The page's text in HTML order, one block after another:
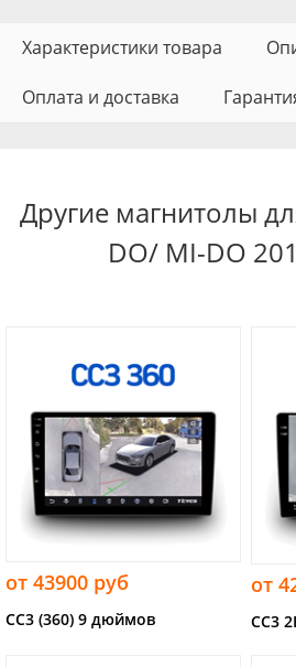
Характеристики товара
Оплата и доставка
Другие магнитолы
DO/ MI-DO
от 43900 руб
CC3 (360) 9 дюймов
от
CC3